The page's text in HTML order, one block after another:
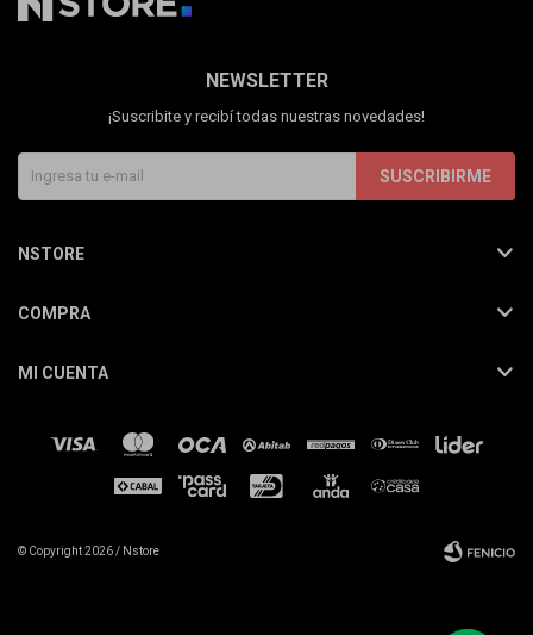
NEWSLETTER
¡Suscribite y recibí todas nuestras novedades!
SUSCRIBIRME
NSTORE
COMPRA
MI CUENTA
© Copyright 2026 / Nstore